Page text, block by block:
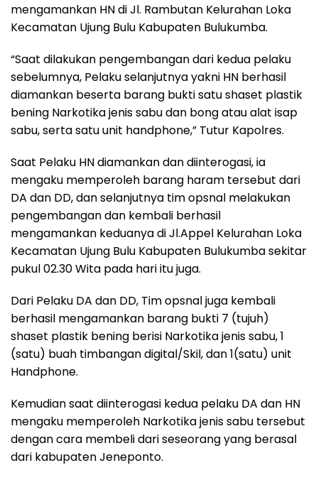
mengamankan HN di Jl. Rambutan Kelurahan Loka
Kecamatan Ujung Bulu Kabupaten Bulukumba.
“Saat dilakukan pengembangan dari kedua pelaku
sebelumnya, Pelaku selanjutnya yakni HN berhasil
diamankan beserta barang bukti satu shaset plastik
bening Narkotika jenis sabu dan bong atau alat isap
sabu, serta satu unit handphone,” Tutur Kapolres.
Saat Pelaku HN diamankan dan diinterogasi, ia
mengaku memperoleh barang haram tersebut dari
DA dan DD, dan selanjutnya tim opsnal melakukan
pengembangan dan kembali berhasil
mengamankan keduanya di Jl.Appel Kelurahan Loka
Kecamatan Ujung Bulu Kabupaten Bulukumba sekitar
pukul 02.30 Wita pada hari itu juga.
Dari Pelaku DA dan DD, Tim opsnal juga kembali
berhasil mengamankan barang bukti 7 (tujuh)
shaset plastik bening berisi Narkotika jenis sabu, 1
(satu) buah timbangan digital/Skil, dan 1(satu) unit
Handphone.
Kemudian saat diinterogasi kedua pelaku DA dan HN
mengaku memperoleh Narkotika jenis sabu tersebut
dengan cara membeli dari seseorang yang berasal
dari kabupaten Jeneponto.